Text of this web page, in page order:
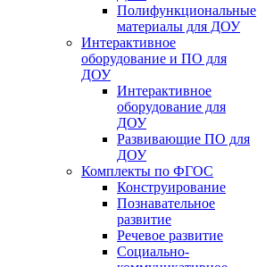
Полифункциональные
материалы для ДОУ
Интерактивное
оборудование и ПО для
ДОУ
Интерактивное
оборудование для
ДОУ
Развивающие ПО для
ДОУ
Комплекты по ФГОС
Конструирование
Познавательное
развитие
Речевое развитие
Социально-